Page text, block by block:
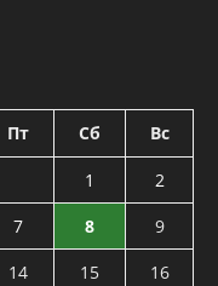
Пт Сб Вс
1
2
7 8
9
14 15
16